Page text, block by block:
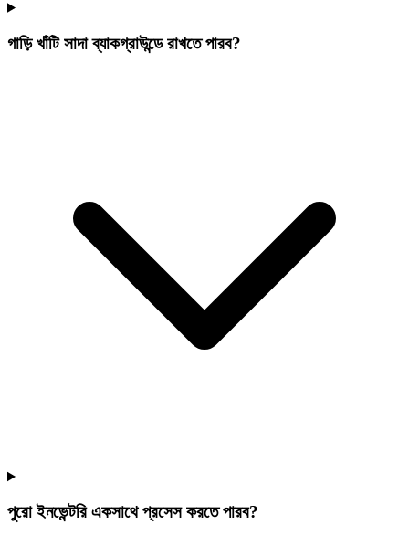
গাড়ি খাঁটি সাদা ব্যাকগ্রাউন্ডে রাখতে পারব?
পুরো ইনভেন্টরি একসাথে প্রসেস করতে পারব?